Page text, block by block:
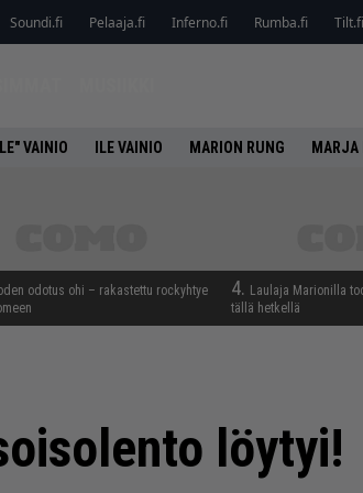
Soundi.fi Pelaaja.fi Inferno.fi Rumba.fi Tilt.fi
VAINIO ILE VAINIO MARION RUNG
odotus ohi – rakastettu rockyhtye
4. Laulaja Marionilla
tällä hetkellä
löytyi!